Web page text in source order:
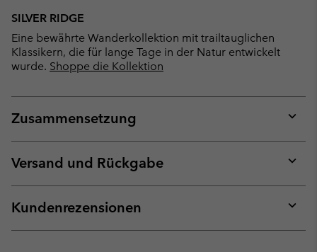
SILVER RIDGE
Eine bewährte Wanderkollektion mit trailtauglichen
Klassikern, die für lange Tage in der Natur entwickelt
wurde. Shoppe die Kollektion
Zusammensetzung
or
Versand und Rückgabe
or
Kundenrezensionen
or